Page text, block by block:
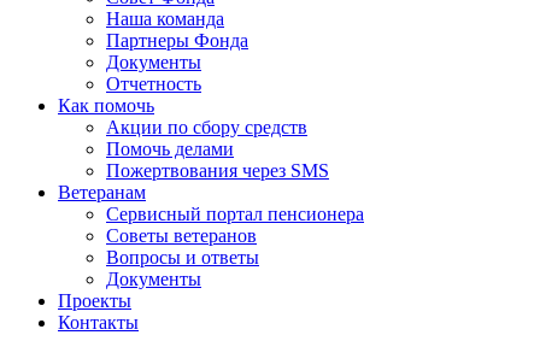
Наша команда
Партнеры Фонда
Документы
Отчетность
Как помочь
Акции по сбору средств
Помочь делами
Пожертвования через SMS
Ветеранам
Сервисный портал пенсионера
Советы ветеранов
Вопросы и ответы
Документы
Проекты
Контакты